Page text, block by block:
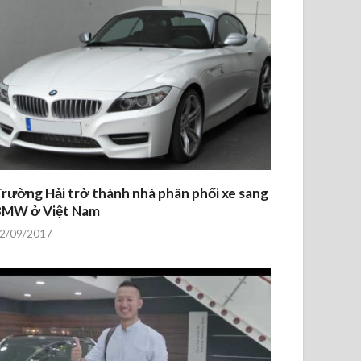
Hải trở thành nhà phân phối xe sang
ở Việt Nam
09/2017